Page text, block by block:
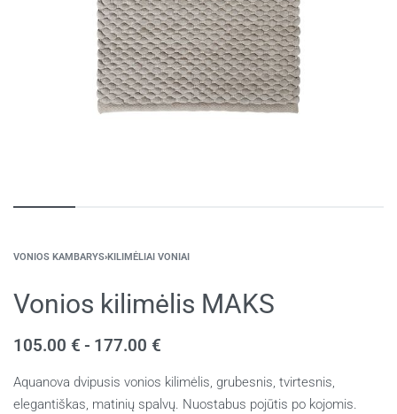
VONIOS KAMBARYS›KILIMĖLIAI VONIAI
Vonios kilimėlis MAKS
105.00 € 177.00 €
Aquanova dvipusis vonios kilimėlis, grubesnis, tvirtesnis,
elegantiškas, matinių spalvų. Nuostabus pojūtis po kojomis.